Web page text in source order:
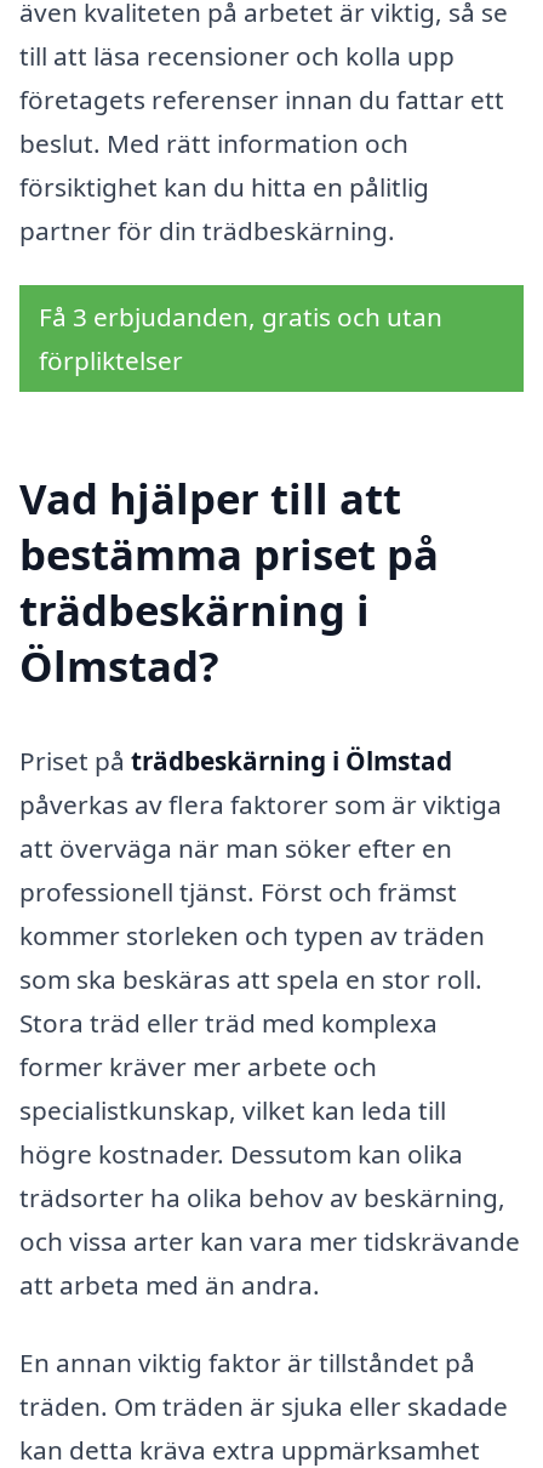
även kvaliteten på arbetet är viktig, så se
till att läsa recensioner och kolla upp
företagets referenser innan du fattar ett
beslut. Med rätt information och
försiktighet kan du hitta en pålitlig
partner för din trädbeskärning.
Få 3 erbjudanden, gratis och utan
förpliktelser
Vad hjälper till att
bestämma priset på
trädbeskärning i
Ölmstad?
Priset på trädbeskärning i Ölmstad
påverkas av flera faktorer som är viktiga
att överväga när man söker efter en
professionell tjänst. Först och främst
kommer storleken och typen av träden
som ska beskäras att spela en stor roll.
Stora träd eller träd med komplexa
former kräver mer arbete och
specialistkunskap, vilket kan leda till
högre kostnader. Dessutom kan olika
trädsorter ha olika behov av beskärning,
och vissa arter kan vara mer tidskrävande
att arbeta med än andra.
En annan viktig faktor är tillståndet på
träden. Om träden är sjuka eller skadade
kan detta kräva extra uppmärksamhet